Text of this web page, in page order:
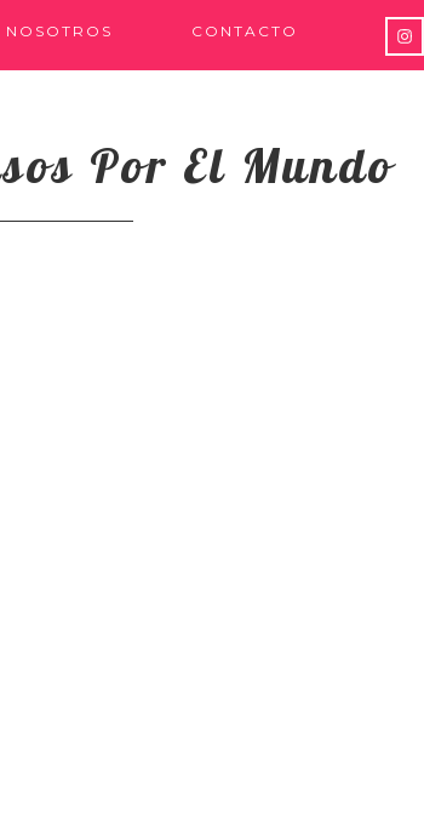
NOSOTROS CONTACTO
Por El Mundo